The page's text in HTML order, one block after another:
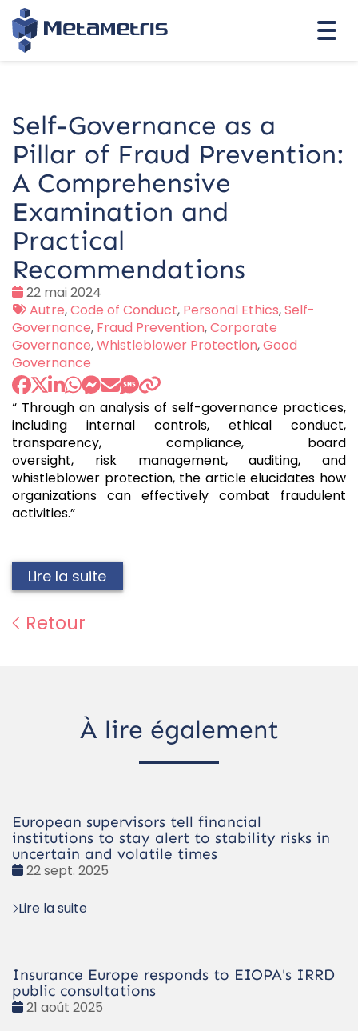
Self-Governance as a
Pillar of Fraud Prevention:
A Comprehensive
Examination and
Practical
Recommendations
Date
:
22 mai 2024
Tags
:
Autre,Code of Conduct, Personal Ethics,Self-
Governance, Fraud Prevention,Corporate
Governance,Whistleblower Protection,Good
Governance
“ Through an analysis of self-governance practices,
including internal controls, ethical conduct,
transparency, compliance, board
oversight, risk management, auditing, and
whistleblower protection, the article elucidates how
organizations can effectively combat fraudulent
activities.”
Lire la suite
Retour
À lire également
European supervisors tell financial
institutions to stay alert to stability risks in
uncertain and volatile times
Date
22 sept. 2025
Lire la suite
Insurance Europe responds to EIOPA's IRRD
public consultations
Date
21 août 2025